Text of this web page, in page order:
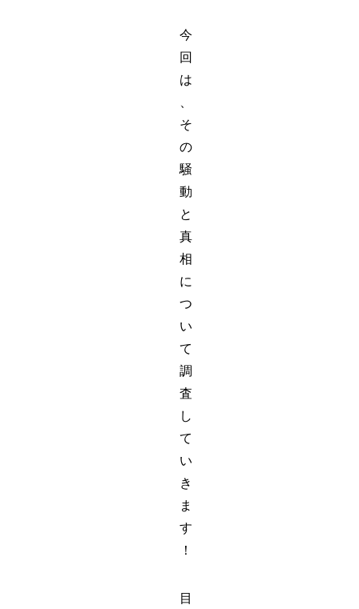
今
回
は
そ
の
騒
動
と
真
相
に
つ
い
て
調
査
し
て
い
き
ま
す
！
目